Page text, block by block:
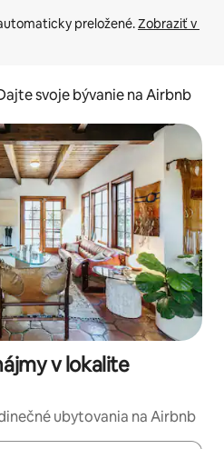
preložené. Zobraziť v
svoje bývanie na Airbnb
v lokalite
ubytovania na Airbnb